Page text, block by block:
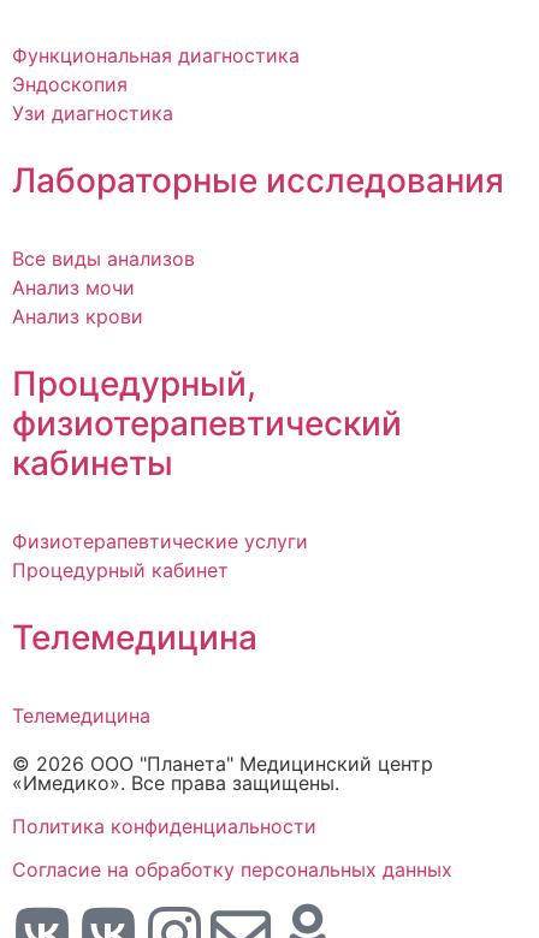
Функциональная диагностика
Эндоскопия
Узи диагностика
Лабораторные исследования
Все виды анализов
Анализ мочи
Анализ крови
Процедурный,
физиотерапевтический
кабинеты
Физиотерапевтические услуги
Процедурный кабинет
Телемедицина
Телемедицина
© 2026 ООО "Планета" Медицинский центр
«Имедико». Все права защищены.
Политика конфиденциальности
Cогласие на обработку персональных данных